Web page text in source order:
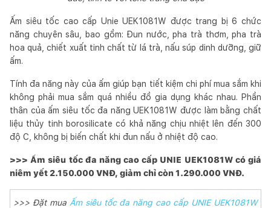
Ấm siêu tốc cao cấp Unie UEK1081W được trang bị 6 chức
năng chuyên sâu, bao gồm: Đun nước, pha trà thơm, pha trà
hoa quả, chiết xuất tinh chất từ lá trà, nấu súp dinh dưỡng, giữ
ấm.
Tính đa năng này của ấm giúp bạn tiết kiệm chi phí mua sắm khi
không phải mua sắm quá nhiều đồ gia dụng khác nhau. Phần
thân của ấm siêu tốc đa năng UEK1081W được làm bằng chất
liệu thủy tinh borosilicate có khả năng chịu nhiệt lên đến 300
độ C, không bị biến chất khi đun nấu ở nhiệt độ cao.
>>> Ấm siêu tốc đa năng cao cấp UNIE UEK1081W có giá
niêm yết 2.150.000 VNĐ, giảm chỉ còn 1.290.000 VNĐ.
>>> Đặt mua Ấm siêu tốc đa năng cao cấp UNIE UEK1081W